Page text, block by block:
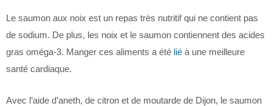
Le saumon aux noix est un repas très nutritif qui ne contient pas
de sodium. De plus, les noix et le saumon contiennent des acides
gras oméga-3. Manger ces aliments a été lié à une meilleure
santé cardiaque.
Avec l’aide d’aneth, de citron et de moutarde de Dijon, le saumon